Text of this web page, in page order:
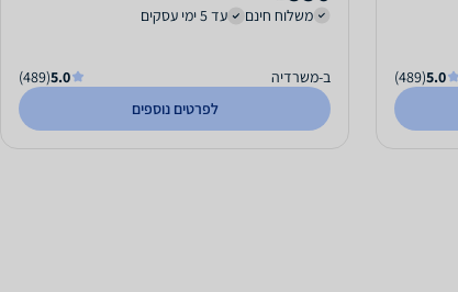
5.0
(489)
משלוח חינם
עד 5 ימי עסקים
ב-משרדיה 5.0
(489)
לפרטים נוספים